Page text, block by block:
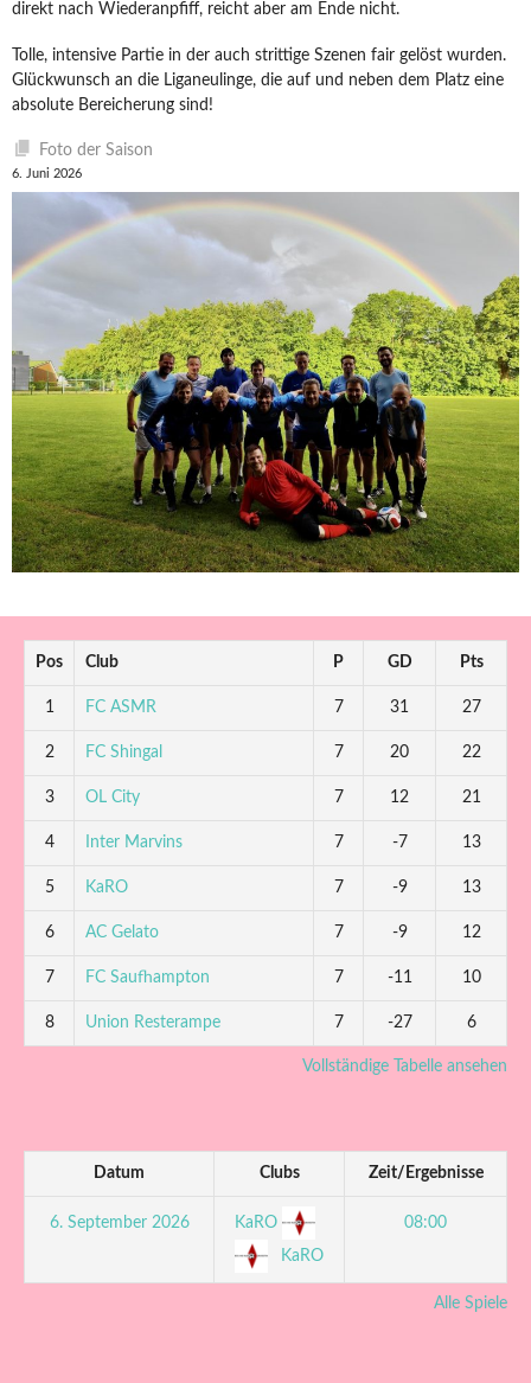
direkt nach Wiederanpfiff, reicht aber am Ende nicht.
Tolle, intensive Partie in der auch strittige Szenen fair gelöst wurden.
Glückwunsch an die Liganeulinge, die auf und neben dem Platz eine
absolute Bereicherung sind!
Foto der Saison
6. Juni 2026
Pos Club P GD Pts
1 FC ASMR 7 31 27
2 FC Shingal 7 20 22
3 OL City 7 12 21
4 Inter Marvins 7 -7 13
5 KaRO 7 -9 13
6 AC Gelato 7 -9 12
7 FC Saufhampton 7 -11 10
8 Union Resterampe 7 -27 6
Vollständige Tabelle ansehen
Datum Clubs Zeit/Ergebnisse
6. September 2026
KaRO
KaRO
08:00
Alle Spiele